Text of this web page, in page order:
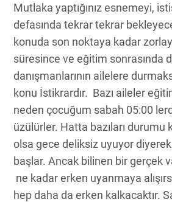
Mutlaka yaptığınız esnemeyi,
defasında tekrar tekrar
konuda son noktaya kadar
süresince ve eğitim sonrasında
danışmanlarının ailelere
konu İstikrardır. Bazı aileler
neden çocuğum sabah 05:00
üzülürler. Hatta bazıları durumu
olsa gece deliksiz uyuyor
başlar. Ancak bilinen bir gerçek
ne kadar erken uyanmaya
hep daha da erken kalkacaktır.